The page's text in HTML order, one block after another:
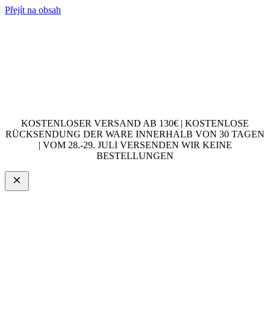
Přejít na obsah
KOSTENLOSER VERSAND AB 130€ | KOSTENLOSE
RÜCKSENDUNG DER WARE INNERHALB VON 30 TAGEN
| VOM 28.-29. JULI VERSENDEN WIR KEINE
BESTELLUNGEN